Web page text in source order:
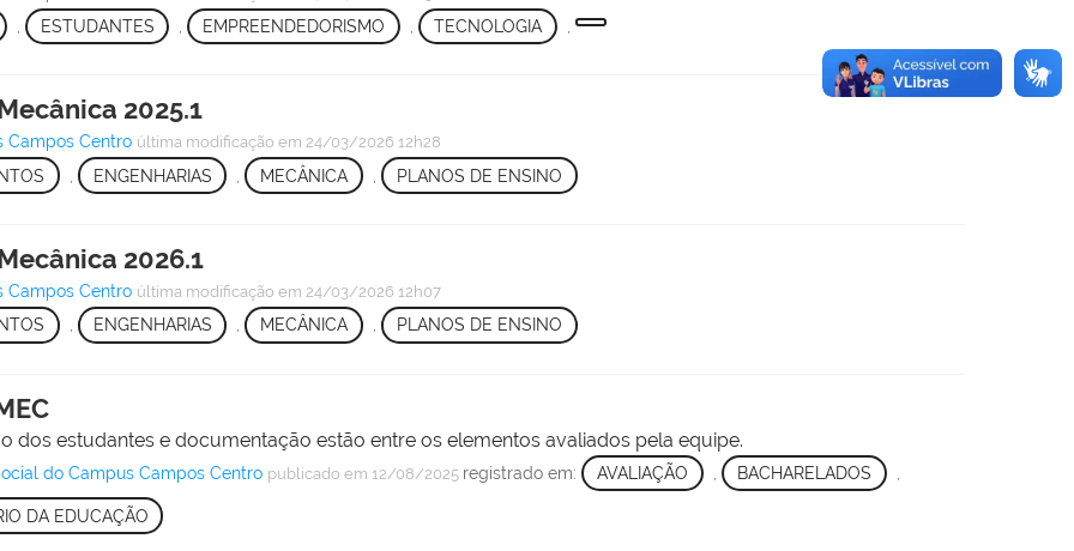
ESTUDANTES , EMPREENDEDORISMO , TECNOLOGIA
2025.1
Campos Centro última modificação em 24/03/2026 12h28
ENGENHARIAS , MECÂNICA , PLANOS DE ENSINO
2026.1
Campos Centro última modificação em 24/03/2026 12h07
, ENGENHARIAS , MECÂNICA , PLANOS DE ENSINO
dos estudantes e documentação estão entre os elementos avaliados pela equipe.
do Campus Campos Centro publicado em 12/08/2025 registrado em: AVALIAÇÃO BACHARELADOS
DA EDUCAÇÃO